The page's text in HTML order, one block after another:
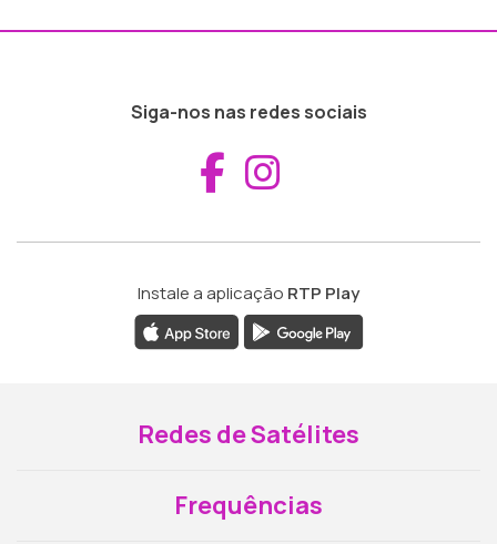
Siga-nos nas redes sociais
Aceder ao
Instale a aplicação RTP Play
Redes de Satélites
Frequências